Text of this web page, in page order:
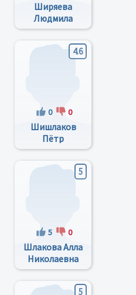
Ширяева
Людмила
Владимировна
4.6
0 0
Шишлаков
Пётр
Васильевич
5
5 0
Шлакова Алла
Николаевна
5